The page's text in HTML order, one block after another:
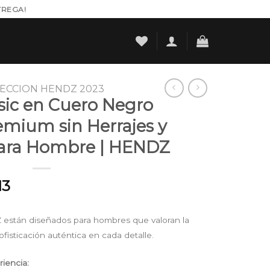
HENDZ 2023
en Cuero Negro
sin Herrajes y
Hombre | HENDZ
Current
is:
$ 147.813.
diseñados para hombres que valoran la
auténtica en cada detalle.